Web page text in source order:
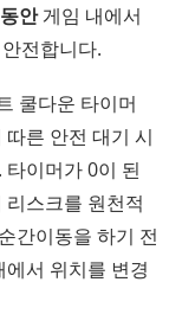
안게임 내에서
전합니다.
쿨다운 타이머
른 안전 대기 시
이머가 0이 된
스크를 원천적
간이동을 하기 전
서 위치를 변경